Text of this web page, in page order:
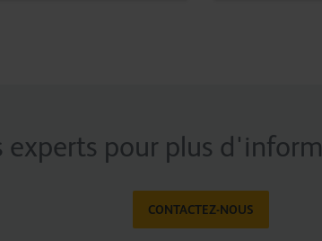
experts pour plus
CONTACTEZ-NOUS